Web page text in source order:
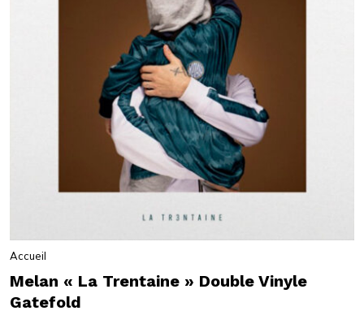
Accueil
Melan « La Trentaine » Double Vinyle
Gatefold